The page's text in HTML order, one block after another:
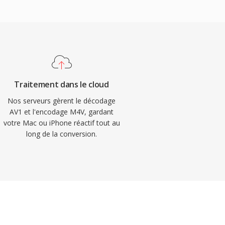
Traitement dans le cloud
Nos serveurs gèrent le décodage
AV1 et l'encodage M4V, gardant
votre Mac ou iPhone réactif tout au
long de la conversion.